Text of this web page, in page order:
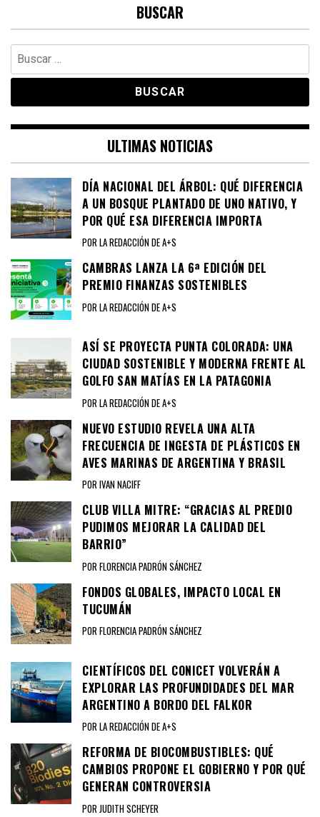
BUSCAR
Buscar:
ULTIMAS NOTICIAS
DÍA NACIONAL DEL ÁRBOL: QUÉ DIFERENCIA
A UN BOSQUE PLANTADO DE UNO NATIVO, Y
POR QUÉ ESA DIFERENCIA IMPORTA
POR LA REDACCIÓN DE A+S
CAMBRAS LANZA LA 6ª EDICIÓN DEL
PREMIO FINANZAS SOSTENIBLES
POR LA REDACCIÓN DE A+S
ASÍ SE PROYECTA PUNTA COLORADA: UNA
CIUDAD SOSTENIBLE Y MODERNA FRENTE AL
GOLFO SAN MATÍAS EN LA PATAGONIA
POR LA REDACCIÓN DE A+S
NUEVO ESTUDIO REVELA UNA ALTA
FRECUENCIA DE INGESTA DE PLÁSTICOS EN
AVES MARINAS DE ARGENTINA Y BRASIL
POR IVAN NACIFF
CLUB VILLA MITRE: “GRACIAS AL PREDIO
PUDIMOS MEJORAR LA CALIDAD DEL
BARRIO”
POR FLORENCIA PADRÓN SÁNCHEZ
FONDOS GLOBALES, IMPACTO LOCAL EN
TUCUMÁN
POR FLORENCIA PADRÓN SÁNCHEZ
CIENTÍFICOS DEL CONICET VOLVERÁN A
EXPLORAR LAS PROFUNDIDADES DEL MAR
ARGENTINO A BORDO DEL FALKOR
POR LA REDACCIÓN DE A+S
REFORMA DE BIOCOMBUSTIBLES: QUÉ
CAMBIOS PROPONE EL GOBIERNO Y POR QUÉ
GENERAN CONTROVERSIA
POR JUDITH SCHEYER